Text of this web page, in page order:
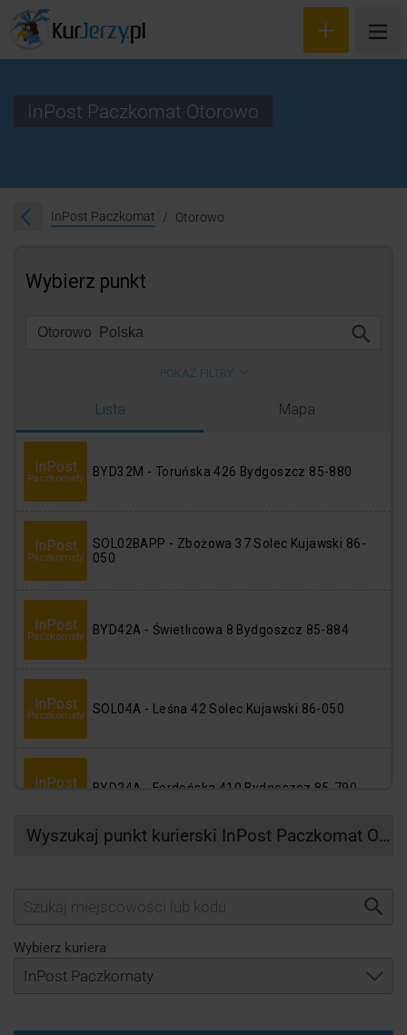
Rejestracja
InPost Paczkomat Otorowo
InPost Paczkomat Otorowo
Wyszukaj punkt kurierski InPost Paczkomat Otorowo
Wybierz kuriera